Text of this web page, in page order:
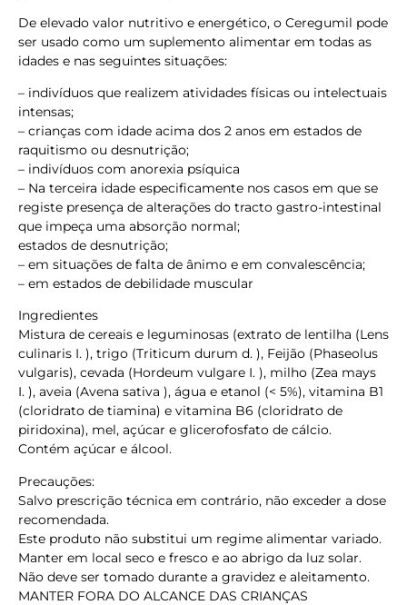
De elevado valor nutritivo e energético, o Ceregumil pode
ser usado como um suplemento alimentar em todas as
idades e nas seguintes situações:
– indivíduos que realizem atividades físicas ou intelectuais
intensas;
– crianças com idade acima dos 2 anos em estados de
raquitismo ou desnutrição;
– indivíduos com anorexia psíquica
– Na terceira idade especificamente nos casos em que se
registe presença de alterações do tracto gastro-intestinal
que impeça uma absorção normal;
estados de desnutrição;
– em situações de falta de ânimo e em convalescência;
– em estados de debilidade muscular
Ingredientes
Mistura de cereais e leguminosas (extrato de lentilha (Lens
culinaris I. ), trigo (Triticum durum d. ), Feijão (Phaseolus
vulgaris), cevada (Hordeum vulgare I. ), milho (Zea mays
I. ), aveia (Avena sativa ), água e etanol (< 5%), vitamina B1
(cloridrato de tiamina) e vitamina B6 (cloridrato de
piridoxina), mel, açúcar e glicerofosfato de cálcio.
Contém açúcar e álcool.
Precauções:
Salvo prescrição técnica em contrário, não exceder a dose
recomendada.
Este produto não substitui um regime alimentar variado.
Manter em local seco e fresco e ao abrigo da luz solar.
Não deve ser tomado durante a gravidez e aleitamento.
MANTER FORA DO ALCANCE DAS CRIANÇAS